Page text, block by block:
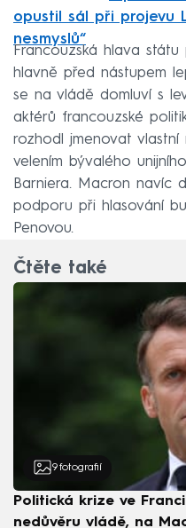
opustil sál při projevu
nesmyslů“
Francouzská hlava
hlavně před nástupem
se na vládě domluví s
aktérů francouzské
rozhodl jmenovat vlastní
velením bývalého
Barniera. Macron navíc
podporu při hlasování
Penovou.
Čtěte také
9 fotografií
Politická krize ve
nedůvěru vládě, na